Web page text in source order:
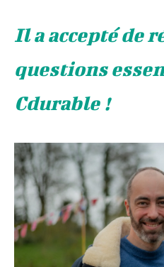
Il a accepté de
questions
Cdurable !